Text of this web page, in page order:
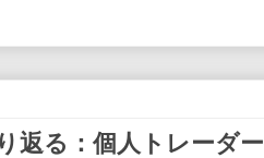
返る：個人トレーダー